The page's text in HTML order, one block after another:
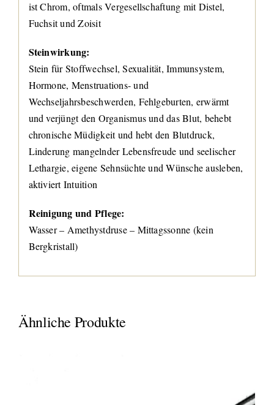
ist Chrom, oftmals Vergesellschaftung mit Distel,
Fuchsit und Zoisit
Steinwirkung:
Stein für Stoffwechsel, Sexualität, Immunsystem,
Hormone, Menstruations- und
Wechseljahrsbeschwerden, Fehlgeburten, erwärmt
und verjüngt den Organismus und das Blut, behebt
chronische Müdigkeit und hebt den Blutdruck,
Linderung mangelnder Lebensfreude und seelischer
Lethargie, eigene Sehnsüchte und Wünsche ausleben,
aktiviert Intuition
Reinigung und Pflege:
Wasser – Amethystdruse – Mittagssonne (kein
Bergkristall)
Ähnliche Produkte